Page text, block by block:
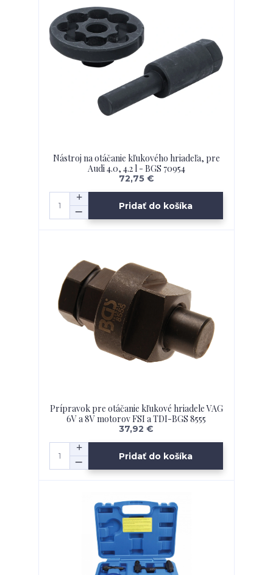
Nástroj na otáčanie kľukového hriadeľa, pre
Audi 4.0, 4.2 l - BGS 70954
72,75 €
Pridať do košíka
Prípravok pre otáčanie kľukové hriadele VAG
6V a 8V motorov FSI a TDI-BGS 8555
37,92 €
Pridať do košíka